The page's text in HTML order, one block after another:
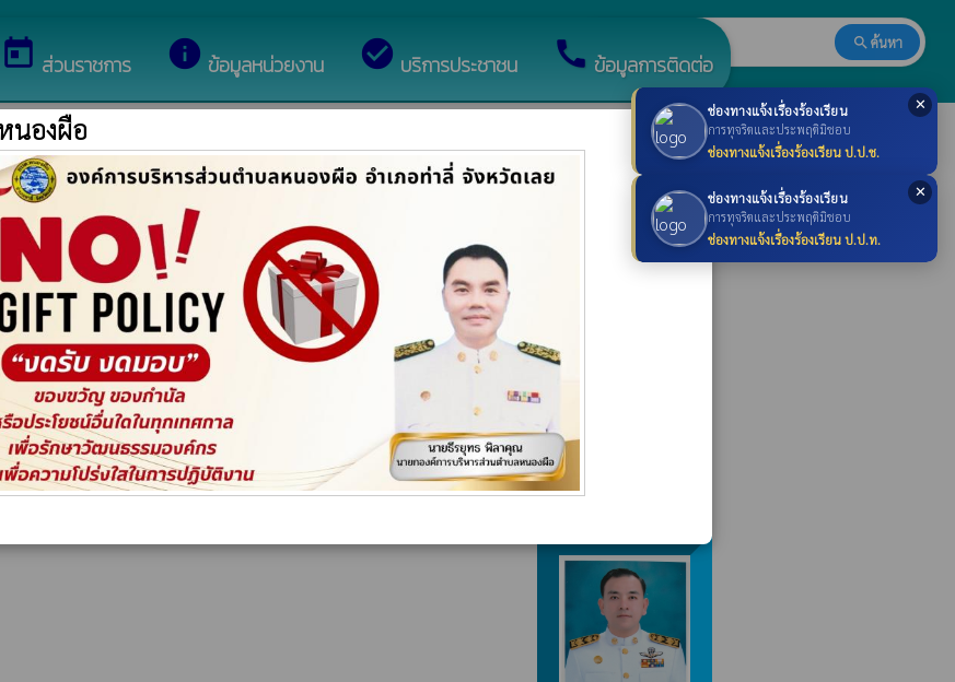
✕
ช่องทางแจ้งเรื่องร้องเรียน
การทุจริตและประพฤติมิชอบ
ช่องทางแจ้งเรื่องร้องเรียน ป.ป.ช.
✕
ช่องทางแจ้งเรื่องร้องเรียน
การทุจริตและประพฤติมิชอบ
ช่องทางแจ้งเรื่องร้องเรียน ป.ป.ท.
today ส่วนราชการ info ข้อมูลหน่วยงาน check_circle บริการประชาชน call ข้อมูลการติดต่อ
บสู่เว็บไซต์ของ องค์การบริหารส่วนตำบลหนองผือ search ค้นหา
นายพูนสวัสดิ์ จันทอง
ประธานสภาองค์การบริหารส่วนตำบลหนองผือ
โทร : 087-8667715
×
นองผือ